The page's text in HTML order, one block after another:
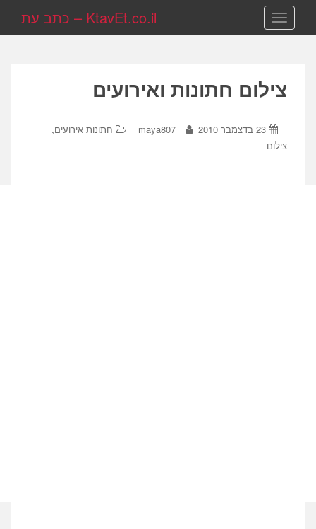
TOGGLE NAVIGATION KtavEt.co.il – כתב עת
צילום חתונות ואירועים
23 בדצמבר 2010 maya807 חתונות אירועים,
צילום